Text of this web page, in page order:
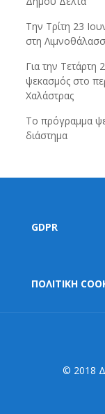
Την Τρίτη 23
στη
Για την Τετάρτη
ψεκασμός στο
Χαλάστρας
Το πρόγραμμα
διάστημα
GDPR
ΠΟΛΙΤΙΚΗ
© 2018